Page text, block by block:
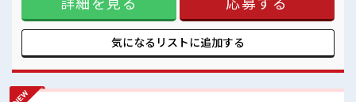
と毎日の服選びに悩まずOK♪ ≪初めての仕事だけど自分にも
できそう≫ 新しいことにチャレンジするのは不安だけど、 し
っかり働く環境が整っています！ イチからスキルUP・ステッ
プUP目指していきましょう！ ■職場の雰囲気 少人数ですぐに
れば多少のヘアカラーもOKなのはウレシイPoint☆
気になるリストに追加する